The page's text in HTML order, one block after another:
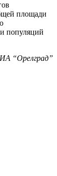
площади
популяций
ИА “Орелград”